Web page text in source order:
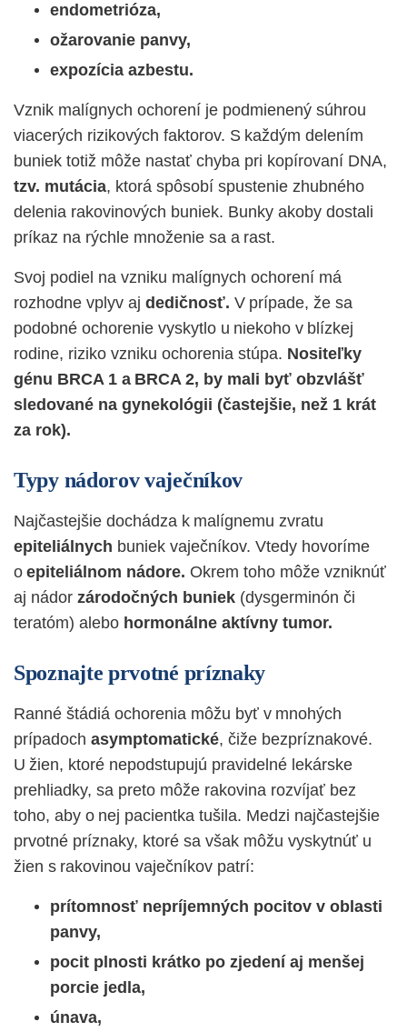
endometrióza,
ožarovanie panvy,
expozícia azbestu.
Vznik malígnych ochorení je podmienený súhrou
viacerých rizikových faktorov. S každým delením
buniek totiž môže nastať chyba pri kopírovaní DNA,
tzv. mutácia, ktorá spôsobí spustenie zhubného
delenia rakovinových buniek. Bunky akoby dostali
príkaz na rýchle množenie sa a rast.
Svoj podiel na vzniku malígnych ochorení má
rozhodne vplyv aj dedičnosť. V prípade, že sa
podobné ochorenie vyskytlo u niekoho v blízkej
rodine, riziko vzniku ochorenia stúpa. Nositeľky
génu BRCA 1 a BRCA 2, by mali byť obzvlášť
sledované na gynekológii (častejšie, než 1 krát
za rok).
Typy nádorov vaječníkov
Najčastejšie dochádza k malígnemu zvratu
epiteliálnych buniek vaječníkov. Vtedy hovoríme
o epiteliálnom nádore. Okrem toho môže vzniknúť
aj nádor zárodočných buniek (dysgerminón či
teratóm) alebo hormonálne aktívny tumor.
Spoznajte prvotné príznaky
Ranné štádiá ochorenia môžu byť v mnohých
prípadoch asymptomatické, čiže bezpríznakové.
U žien, ktoré nepodstupujú pravidelné lekárske
prehliadky, sa preto môže rakovina rozvíjať bez
toho, aby o nej pacientka tušila. Medzi najčastejšie
prvotné príznaky, ktoré sa však môžu vyskytnúť u
žien s rakovinou vaječníkov patrí:
prítomnosť nepríjemných pocitov v oblasti
panvy,
pocit plnosti krátko po zjedení aj menšej
porcie jedla,
únava,